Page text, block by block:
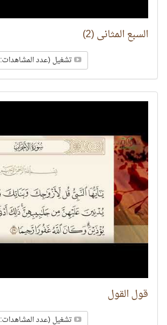
السبع المثاني (2)
تشغيل (عدد المشاهدات: 1.8K)
قول القول
تشغيل (عدد المشاهدات: 1.6K)